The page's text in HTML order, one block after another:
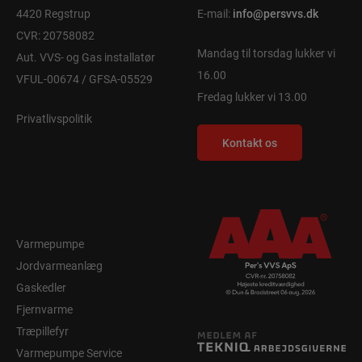
4420 Regstrup
CVR: 20758082
Aut. VVS- og Gas installatør
VFUL-00674 / GFSA-05529
Privatlivspolitik
E-mail: info@persvvs.dk
Mandag til torsdag lukker vi
16.00
Fredag lukker vi 13.00
Kontakt os
Varmepumpe
Jordvarmeanlæg
Gaskedler
Fjernvarme
Træpillefyr
Varmepumpe Service